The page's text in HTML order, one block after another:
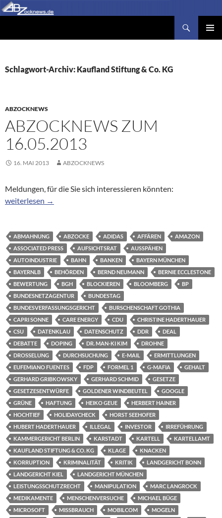
Zum
Inhalt
Schlagwort-Archiv: Kaufland Stiftung & Co. KG
ABZOCKNEWS
ABZOCKNEWS ZUM
16.05.2013
16. MAI 2013 ABZOCKNEWS
Meldungen, für die Sie sich interessieren könnten:
Abzocknews zum 16.05.2013
weiterlesen →
ABMAHNUNG ABZOCKE ADIDAS AFFÄREN
AMAZON
ASSOCIATED PRESS
AUFSICHTSRAT
AUSSPÄHEN
AUTOINDUSTRIE
BAHN BANKEN
BAYERN MÜNCHEN
BAYERNLB
BEHÖRDEN BERND NEUMANN
BERNIE ECCLESTONE
BEWERTUNG
BGH BLOCKIEREN BLOOMBERG
BP
BUNDESNETZAGENTUR
BUNDESTAG
BUNDESVERFASSUNGSGERICHT
BURSCHENSCHAFT GOTHIA
CAPRI SONNE
CARE ENERGY CDU
CHRISTINE HADERTHAUER
CSU
DATENKLAU DATENSCHUTZ DDR
DEAL
DEBATTE
DOPING DR. MAN-KI KIM
DROHNE
DROSSELUNG
DURCHSUCHUNG E-MAIL
ERMITTLUNGEN
EUFEMIANO FUENTES
FDP FORMEL 1 G-MAFIA
GEHALT
GERHARD GRIBKOWSKY
GERHARD SCHMID
GESETZE
GESETZESENTWÜRFE
GOLDENER WINDBEUTEL
GOOGLE
GRÜNE
HAFTUNG HEIKO GEUE
HERBERT HAINER
HOCHTIEF
HOLIDAYCHECK
HORST SEEHOFER
HUBERT HADERTHAUER
ILLEGAL INVESTOR
IRREFÜHRUNG
KAMMERGERICHT BERLIN
KARSTADT KARTELL
KARTELLAMT
KAUFLAND STIFTUNG & CO. KG
KLAGE
KNACKEN
KORRUPTION
KRIMINALITÄT KRITIK
LANDGERICHT BONN
LANDGERICHT KIEL
LANDGERICHT MÜNCHEN
LEISTUNGSSCHUTZRECHT
MANIPULATION
MARC LANGROCK
MEDIKAMENTE
MENSCHENVERSUCHE
MICHAEL BÜGE
MICROSOFT
MISSBRAUCH MOBILCOM
MOGELN